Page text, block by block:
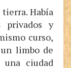
Había
privados y
curso,
limbo de
ciudad